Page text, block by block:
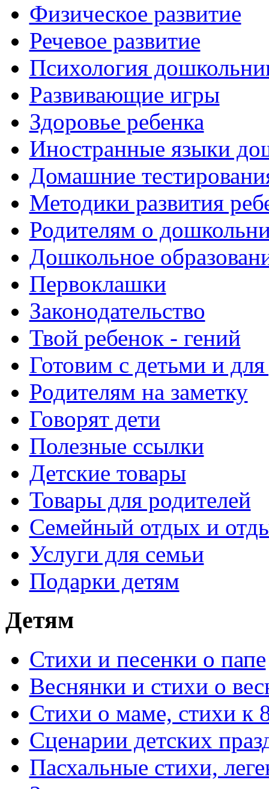
Физическое развитие
Речевое развитие
Психология
Развивающие игры
Здоровье ребенка
Иностранные языки
Домашние
Методики развития
Родителям о
Дошкольное
Первоклашки
Законодательство
Твой ребенок - гений
Готовим с детьми и для
Родителям на заметку
Говорят дети
Полезные ссылки
Детские товары
Товары для родителей
Семейный отдых и
Услуги для семьи
Подарки детям
Детям
Стихи и песенки о папе
Веснянки и стихи о
Стихи о маме, стихи к
Сценарии детских
Пасхальные стихи,